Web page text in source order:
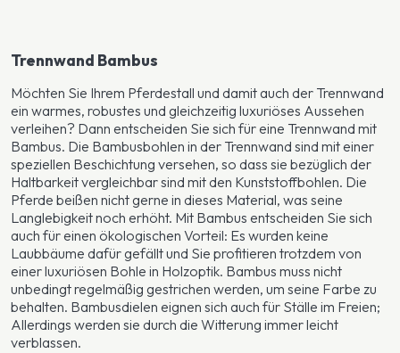
Trennwand Bambus
Möchten Sie Ihrem Pferdestall und damit auch der Trennwand
ein warmes, robustes und gleichzeitig luxuriöses Aussehen
verleihen? Dann entscheiden Sie sich für eine Trennwand mit
Bambus. Die Bambusbohlen in der Trennwand sind mit einer
speziellen Beschichtung versehen, so dass sie bezüglich der
Haltbarkeit vergleichbar sind mit den Kunststoffbohlen. Die
Pferde beißen nicht gerne in dieses Material, was seine
Langlebigkeit noch erhöht. Mit Bambus entscheiden Sie sich
auch für einen ökologischen Vorteil: Es wurden keine
Laubbäume dafür gefällt und Sie profitieren trotzdem von
einer luxuriösen Bohle in Holzoptik. Bambus muss nicht
unbedingt regelmäßig gestrichen werden, um seine Farbe zu
behalten. Bambusdielen eignen sich auch für Ställe im Freien;
Allerdings werden sie durch die Witterung immer leicht
verblassen.